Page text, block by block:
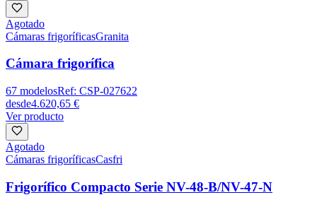
Agotado
Cámaras frigoríficasGranita
Cámara frigorífica
67 modelosRef: CSP-027622
desde4.620,65 €
Ver producto
Agotado
Cámaras frigoríficasCasfri
Frigorífico Compacto Serie NV-48-B/NV-47-N